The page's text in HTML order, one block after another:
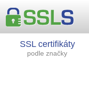
SSL certifikáty
podle značky